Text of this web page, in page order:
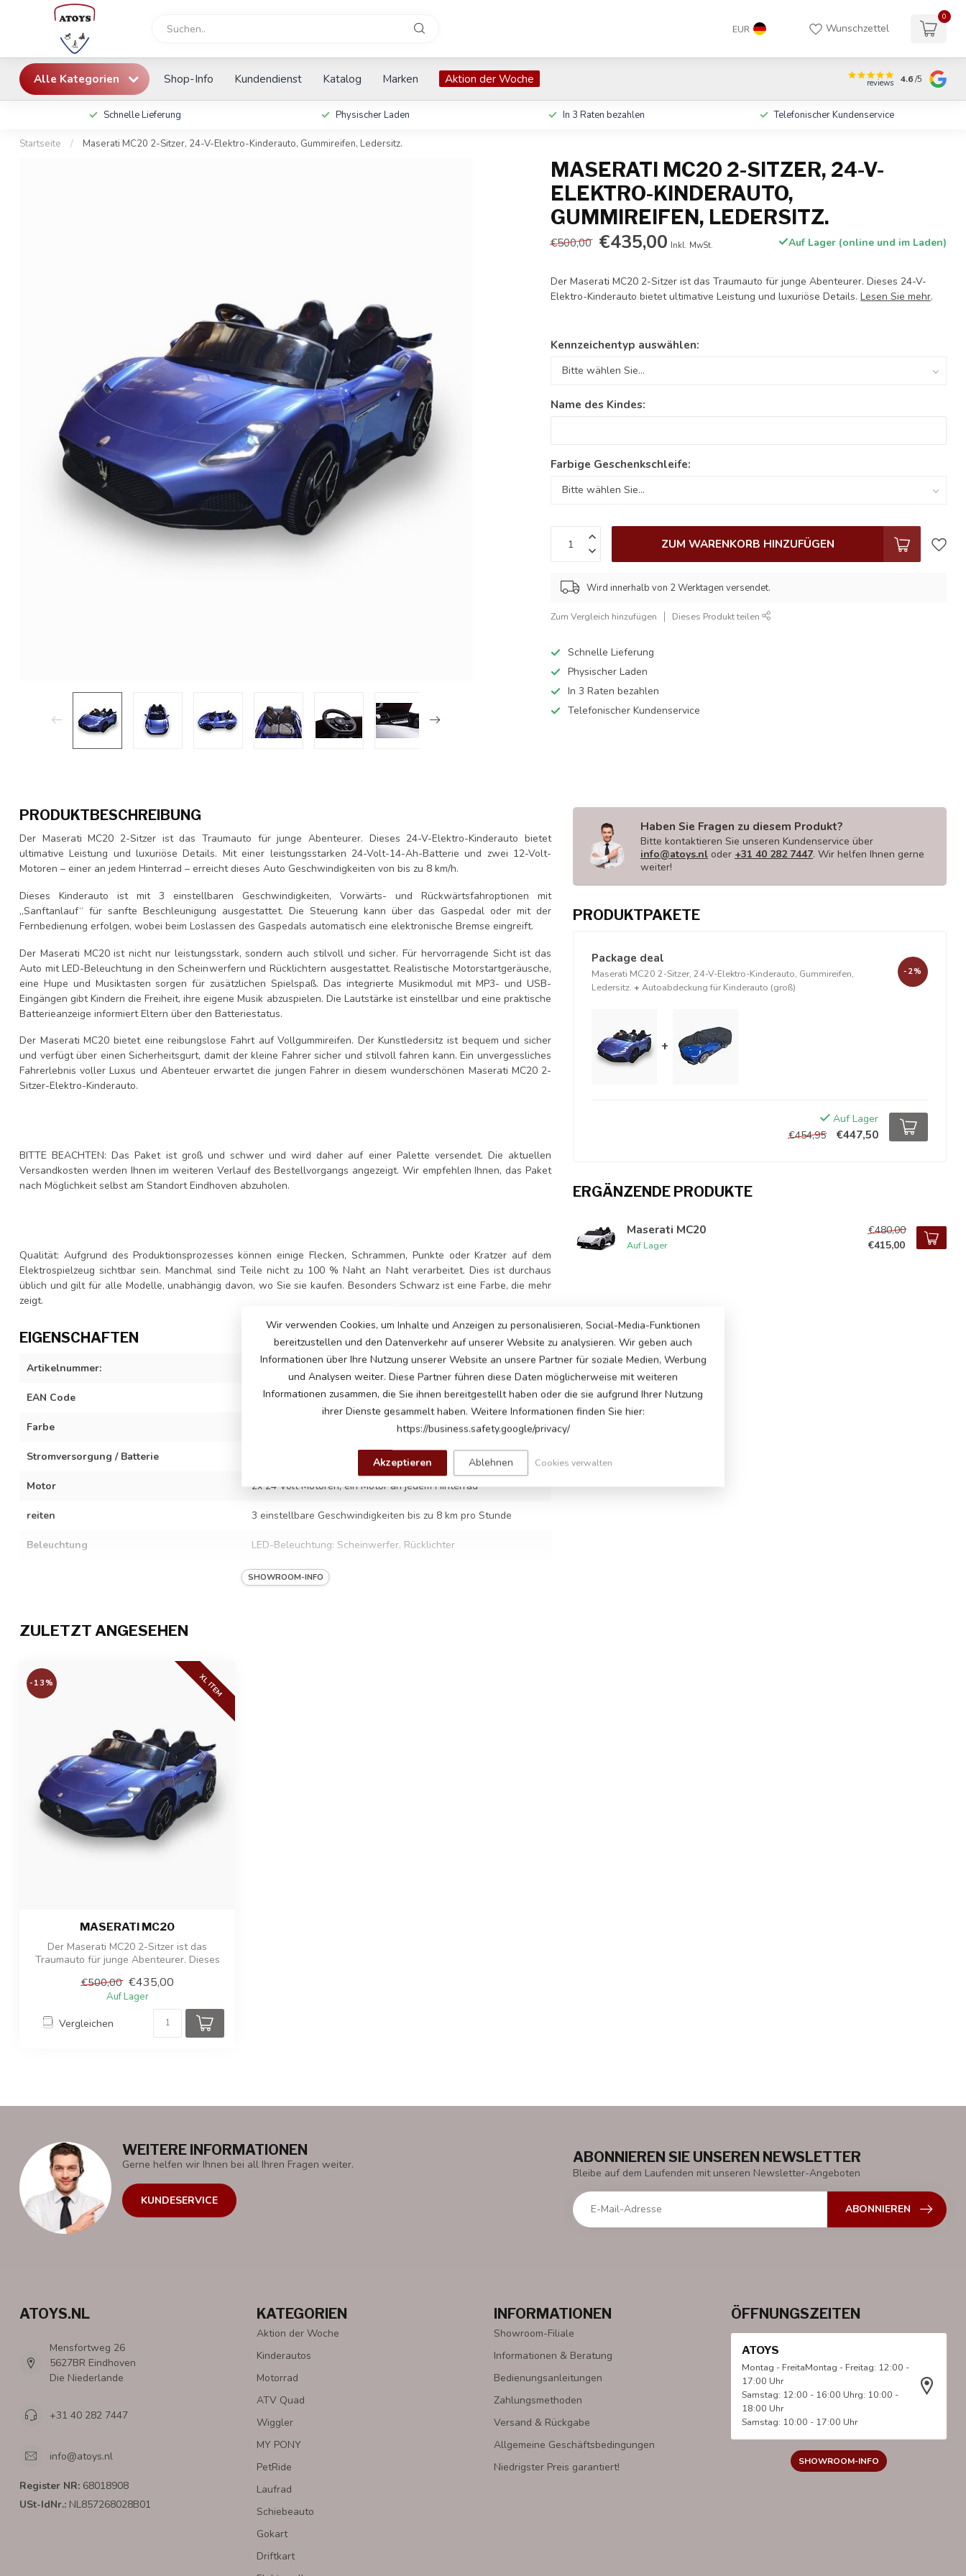
EUR Wunschzettel
0
Alle Kategorien Shop-Info Kundendienst Katalog Marken Aktion der Woche reviews 4.6/5
Schnelle Lieferung Physischer Laden In 3 Raten bezahlen Telefonischer Kundenservice
Startseite / Maserati MC20 2-Sitzer, 24-V-Elektro-Kinderauto, Gummireifen, Ledersitz.
MASERATI MC20 2-SITZER, 24-V-
ELEKTRO-KINDERAUTO,
GUMMIREIFEN, LEDERSITZ.
€500,00 €435,00 Inkl. MwSt. Auf Lager (online und im Laden)
Der Maserati MC20 2-Sitzer ist das Traumauto für junge Abenteurer. Dieses 24-V-
Elektro-Kinderauto bietet ultimative Leistung und luxuriöse Details.Lesen Sie mehr.
Kennzeichentyp auswählen:
Name des Kindes:
Farbige Geschenkschleife:
ZUM WARENKORB HINZUFÜGEN
Wird innerhalb von 2 Werktagen versendet.
Zum Vergleich hinzufügen Dieses Produkt teilen
Schnelle Lieferung
Physischer Laden
In 3 Raten bezahlen
Telefonischer Kundenservice
PRODUKTBESCHREIBUNG
Der Maserati MC20 2-Sitzer ist das Traumauto für junge Abenteurer. Dieses 24-V-Elektro-Kinderauto bietet
ultimative Leistung und luxuriöse Details. Mit einer leistungsstarken 24-Volt-14-Ah-Batterie und zwei 12-Volt-
Motoren – einer an jedem Hinterrad – erreicht dieses Auto Geschwindigkeiten von bis zu 8 km/h.
Dieses Kinderauto ist mit 3 einstellbaren Geschwindigkeiten, Vorwärts- und Rückwärtsfahroptionen mit
„Sanftanlauf“ für sanfte Beschleunigung ausgestattet. Die Steuerung kann über das Gaspedal oder mit der
Fernbedienung erfolgen, wobei beim Loslassen des Gaspedals automatisch eine elektronische Bremse eingreift.
Der Maserati MC20 ist nicht nur leistungsstark, sondern auch stilvoll und sicher. Für hervorragende Sicht ist das
Auto mit LED-Beleuchtung in den Scheinwerfern und Rücklichtern ausgestattet. Realistische Motorstartgeräusche,
eine Hupe und Musiktasten sorgen für zusätzlichen Spielspaß. Das integrierte Musikmodul mit MP3- und USB-
Eingängen gibt Kindern die Freiheit, ihre eigene Musik abzuspielen. Die Lautstärke ist einstellbar und eine praktische
Batterieanzeige informiert Eltern über den Batteriestatus.
Der Maserati MC20 bietet eine reibungslose Fahrt auf Vollgummireifen. Der Kunstledersitz ist bequem und sicher
und verfügt über einen Sicherheitsgurt, damit der kleine Fahrer sicher und stilvoll fahren kann. Ein unvergessliches
Fahrerlebnis voller Luxus und Abenteuer erwartet die jungen Fahrer in diesem wunderschönen Maserati MC20 2-
Sitzer-Elektro-Kinderauto.
BITTE BEACHTEN: Das Paket ist groß und schwer und wird daher auf einer Palette versendet. Die aktuellen
Versandkosten werden Ihnen im weiteren Verlauf des Bestellvorgangs angezeigt. Wir empfehlen Ihnen, das Paket
nach Möglichkeit selbst am Standort Eindhoven abzuholen.
Qualität: Aufgrund des Produktionsprozesses können einige Flecken, Schrammen, Punkte oder Kratzer auf dem
Elektrospielzeug sichtbar sein. Manchmal sind Teile nicht zu 100 % Naht an Naht verarbeitet. Dies ist durchaus
üblich und gilt für alle Modelle, unabhängig davon, wo Sie sie kaufen. Besonders Schwarz ist eine Farbe, die mehr
zeigt.
EIGENSCHAFTEN
Artikelnummer:
EAN Code 7423405235274
Farbe
Stromversorgung / Batterie
Motor 2x 24 Volt Motoren, ein Motor an jedem Hinterrad
reiten 3 einstellbare Geschwindigkeiten bis zu 8 km pro Stunde
Beleuchtung LED-Beleuchtung: Scheinwerfer, Rücklichter
Vollgummireifen, Kunstledersitz mit Sicherheitsgurt, gefederte
Hinterräder
Teilnahmeberechtigung
Produktabmessungen
Verpackungsabmessungen
Produkt-/Verpackungsgewicht
SHOWROOM-INFO
Haben Sie Fragen zu diesem Produkt?
Bitte kontaktieren Sie unseren Kundenservice über
info@atoys.nl oder +31 40 282 7447. Wir helfen Ihnen gerne
weiter!
PRODUKTPAKETE
Package deal
Maserati MC20 2-Sitzer, 24-V-Elektro-Kinderauto, Gummireifen,
Ledersitz. + Autoabdeckung für Kinderauto (groß)
-2%
+
Auf Lager
€454,95
€447,50
ERGÄNZENDE PRODUKTE
Maserati MC20
Auf Lager
€480,00
€415,00
ZULETZT ANGESEHEN
XL ITEM
-13%
MASERATI MC20
Der Maserati MC20 2-Sitzer ist das
Traumauto für junge Abenteurer. Dieses
€500,00 €435,00
Auf Lager
Vergleichen
WEITERE INFORMATIONEN
Gerne helfen wir Ihnen bei all Ihren Fragen weiter.
KUNDESERVICE
ABONNIEREN SIE UNSEREN NEWSLETTER
Bleibe auf dem Laufenden mit unseren Newsletter-Angeboten
ABONNIEREN
ATOYS.NL
Mensfortweg 26
5627BR Eindhoven
Die Niederlande
+31 40 282 7447
info@atoys.nl
Register NR: 68018908
USt-IdNr.: NL857268028B01
KATEGORIEN
Aktion der Woche
Kinderautos
Motorrad
ATV Quad
Wiggler
MY PONY
PetRide
Laufrad
Schiebeauto
Gokart
Driftkart
INFORMATIONEN
Showroom-Filiale
Informationen & Beratung
Bedienungsanleitungen
Zahlungsmethoden
Versand & Rückgabe
Allgemeine Geschäftsbedingungen
Niedrigster Preis garantiert!
ÖFFNUNGSZEITEN
ATOYS
Montag - FreitaMontag - Freitag: 12:00 -
17:00 Uhr
Samstag: 12:00 - 16:00 Uhrg: 10:00 -
18:00 Uhr
Samstag: 10:00 - 17:00 Uhr
SHOWROOM-INFO
Wir verwenden Cookies, um Inhalte und Anzeigen zu personalisieren, Social-Media-Funktionen
bereitzustellen und den Datenverkehr auf unserer Website zu analysieren. Wir geben auch
Informationen über Ihre Nutzung unserer Website an unsere Partner für soziale Medien, Werbung
und Analysen weiter. Diese Partner führen diese Daten möglicherweise mit weiteren
Informationen zusammen, die Sie ihnen bereitgestellt haben oder die sie aufgrund Ihrer Nutzung
ihrer Dienste gesammelt haben. Weitere Informationen finden Sie hier:
https://business.safety.google/privacy/
Akzeptieren Ablehnen Cookies verwalten